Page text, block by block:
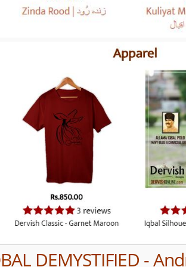
DEMYSTIFIED -